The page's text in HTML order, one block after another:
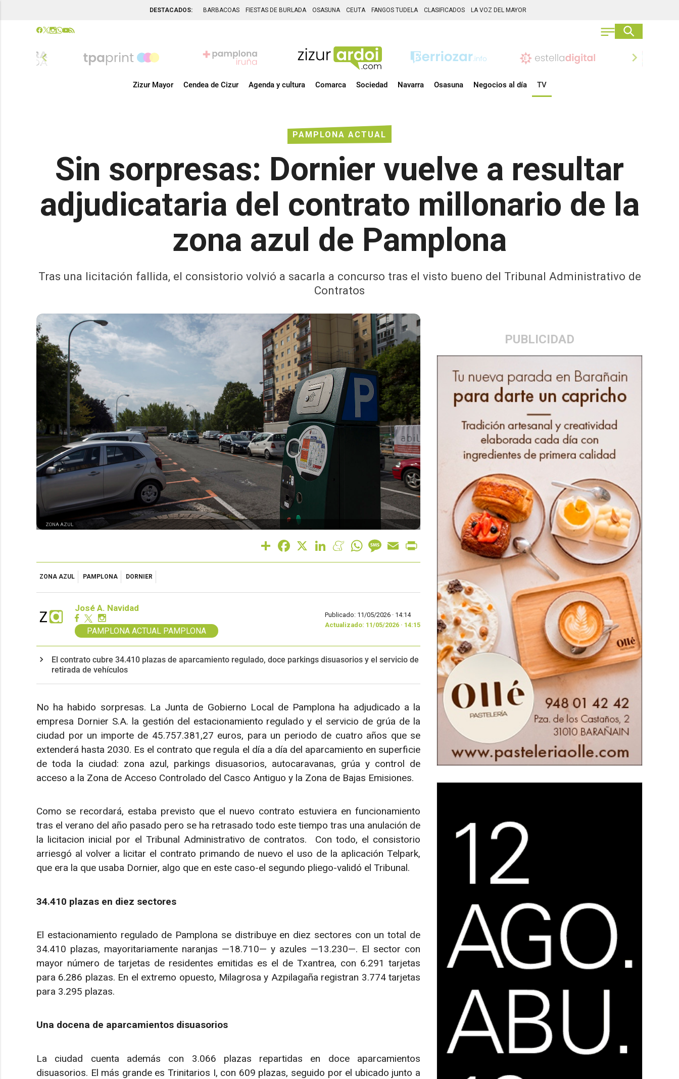
DESTACADOS: BARBACOAS FIESTAS DE BURLADA OSASUNA CEUTA FANGOS TUDELA CLASIFICADOS LA VOZ DEL MAYOR
chevron_left chevron_right
Zizur Mayor Cendea de Cizur Agenda y cultura Comarca Sociedad Navarra Osasuna Negocios al día TV
PAMPLONA ACTUAL
Sin sorpresas: Dornier vuelve a resultar
adjudicataria del contrato millonario de la
zona azul de Pamplona
Tras una licitación fallida, el consistorio volvió a sacarla a concurso tras el visto bueno del Tribunal Administrativo de
Contratos
PUBLICIDAD
ZONA AZUL
Share Facebook LinkedInMeneameWhatsAppMessage
Email
ZONA AZUL PAMPLONA DORNIER
José A. Navidad
PAMPLONA ACTUAL PAMPLONA
Publicado: 11/05/2026 · 14:14
Actualizado: 11/05/2026 · 14:15
El contrato cubre 34.410 plazas de aparcamiento regulado, doce parkings disuasorios y el servicio de
retirada de vehículos
No ha habido sorpresas. La Junta de Gobierno Local de Pamplona ha adjudicado a la
empresa Dornier S.A. la gestión del estacionamiento regulado y el servicio de grúa de la
ciudad por un importe de 45.757.381,27 euros, para un periodo de cuatro años que se
extenderá hasta 2030. Es el contrato que regula el día a día del aparcamiento en superficie
de toda la ciudad: zona azul, parkings disuasorios, autocaravanas, grúa y control de
acceso a la Zona de Acceso Controlado del Casco Antiguo y la Zona de Bajas Emisiones.
Como se recordará, estaba previsto que el nuevo contrato estuviera en funcionamiento
tras el verano del año pasado pero se ha retrasado todo este tiempo tras una anulación de
la licitacion inicial por el Tribunal Administrativo de contratos. Con todo, el consistorio
arriesgó al volver a licitar el contrato primando de nuevo el uso de la aplicación Telpark,
que era la que usaba Dornier, algo que en este caso-el segundo pliego-validó el Tribunal.
34.410 plazas en diez sectores
El estacionamiento regulado de Pamplona se distribuye en diez sectores con un total de
34.410 plazas, mayoritariamente naranjas —18.710— y azules —13.230—. El sector con
mayor número de tarjetas de residentes emitidas es el de Txantrea, con 6.291 tarjetas
para 6.286 plazas. En el extremo opuesto, Milagrosa y Azpilagaña registran 3.774 tarjetas
para 3.295 plazas.
Una docena de aparcamientos disuasorios
La ciudad cuenta además con 3.066 plazas repartidas en doce aparcamientos
disuasorios. El más grande es Trinitarios I, con 609 plazas, seguido por el ubicado junto a